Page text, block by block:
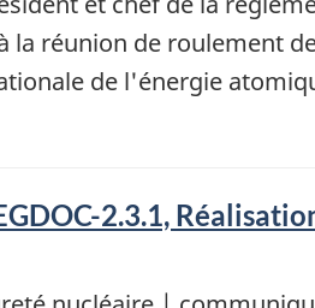
la réunion de roulement
de l'énergie
2.3.1,